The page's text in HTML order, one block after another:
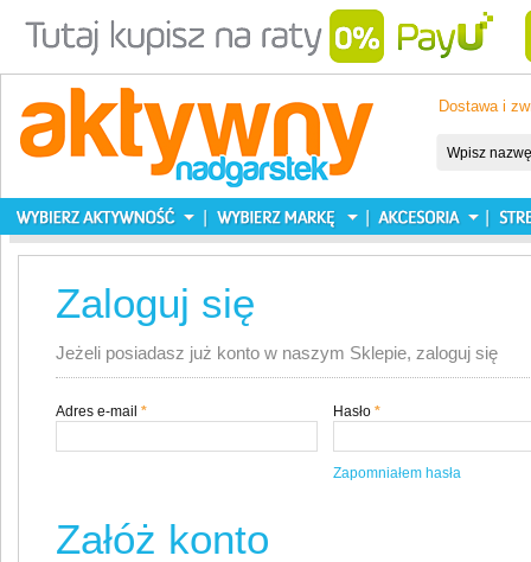
Dostawa i
Zaloguj się
Jeżeli posiadasz już konto w naszym Sklepie, zaloguj się
*
Adres e-mail *
Hasło
Zapomniałem hasła
Załóż konto